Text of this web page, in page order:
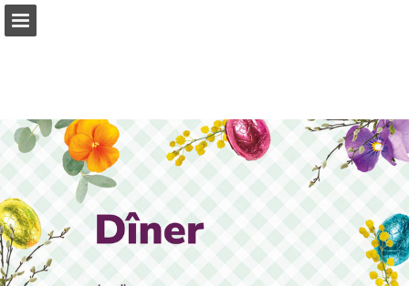
Plein écran
Télécharger le PDF
Rechercher
Voir la politique de confidentialité